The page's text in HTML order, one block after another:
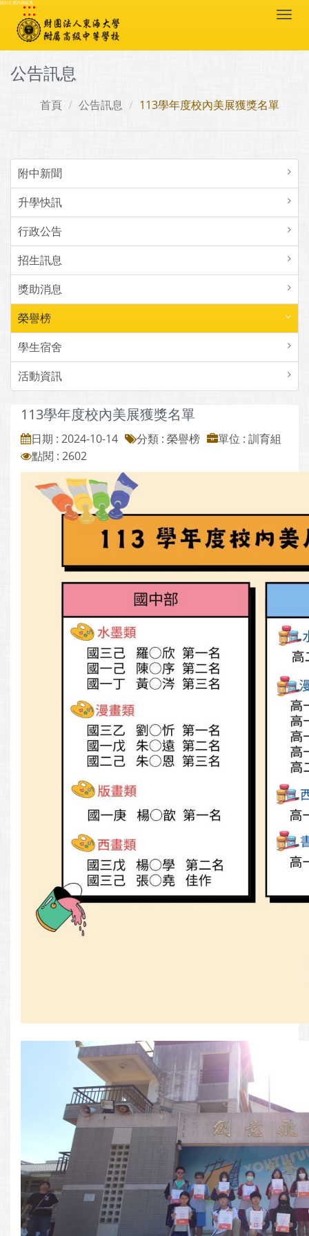
跳到主要內容區塊
:::
公告訊息
首頁 公告訊息 113學年度校內美展獲獎名單
附中新聞
升學快訊
行政公告
招生訊息
獎助消息
榮譽榜
學生宿舍
活動資訊
113學年度校內美展獲獎名單
日期 : 2024-10-14 分類 : 榮譽榜
單位 : 訓育組
點閱 : 2602